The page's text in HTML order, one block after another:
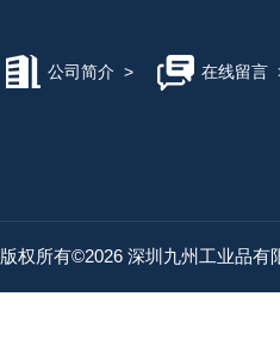
公司简介 > 在线留言
版权所有©2026 深圳九州工业品有